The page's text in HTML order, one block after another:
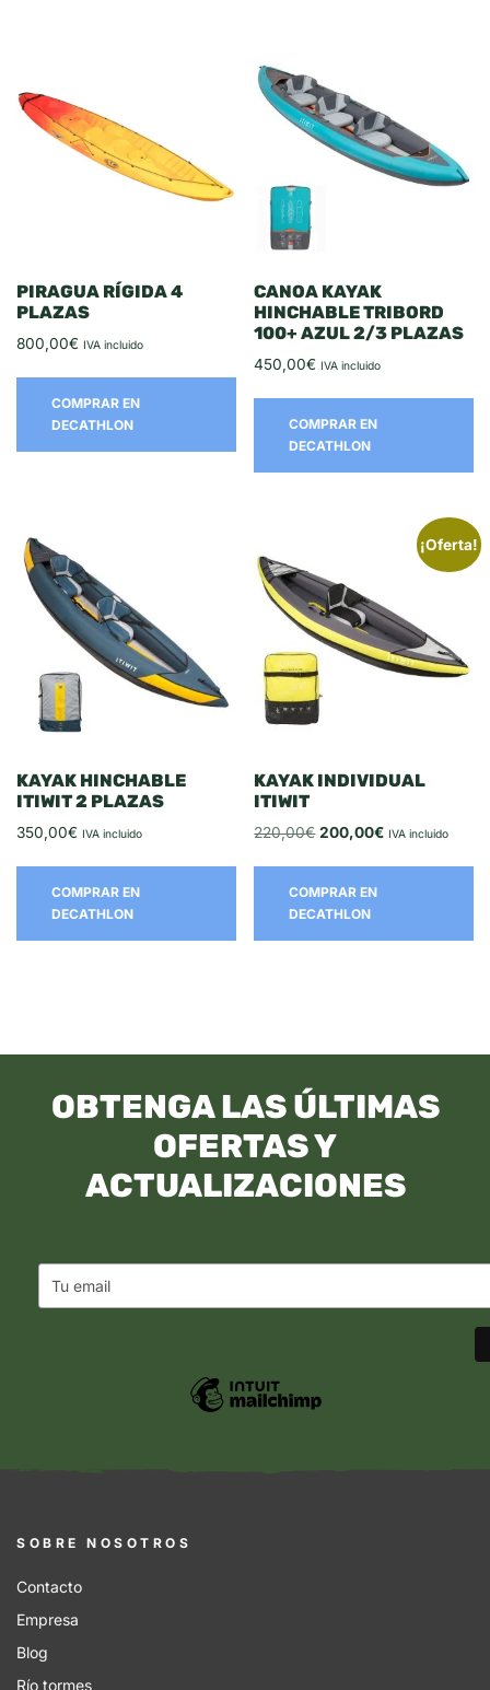
PIRAGUA RÍGIDA 4
PLAZAS
800,00€ IVA incluido
COMPRAR EN
DECATHLON
CANOA KAYAK
HINCHABLE TRIBORD
100+ AZUL 2/3 PLAZAS
450,00€ IVA incluido
COMPRAR EN
DECATHLON
KAYAK HINCHABLE
ITIWIT 2 PLAZAS
350,00€ IVA incluido
COMPRAR EN
DECATHLON
¡Oferta!
KAYAK INDIVIDUAL
ITIWIT
220,00€ 200,00€ IVA incluido
COMPRAR EN
DECATHLON
OBTENGA LAS ÚLTIMAS
OFERTAS Y
ACTUALIZACIONES
SOBRE NOSOTROS
Contacto
Empresa
Blog
Río tormes